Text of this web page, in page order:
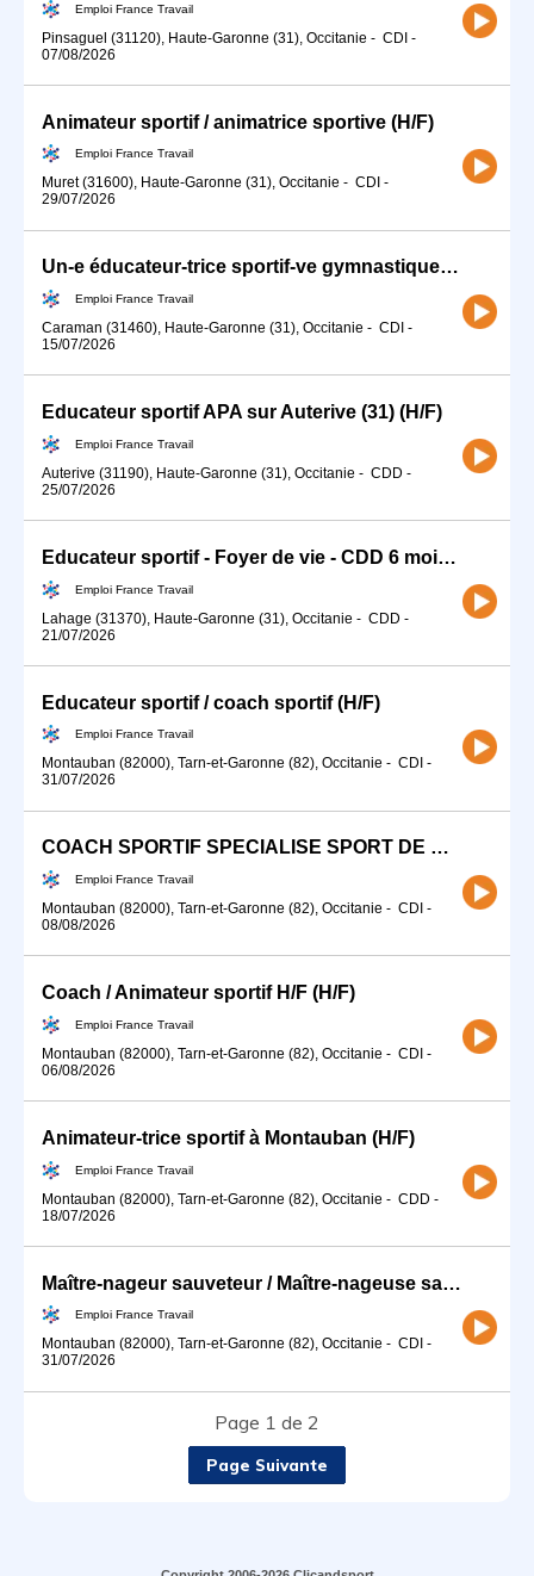
Emploi France Travail
Pinsaguel (31120), Haute-Garonne (31), Occitanie - CDI -
07/08/2026
Animateur sportif / animatrice sportive (H/F)
Emploi France Travail
Muret (31600), Haute-Garonne (31), Occitanie - CDI -
29/07/2026
Un-e éducateur-trice sportif-ve gymnastique (H/F)
Emploi France Travail
Caraman (31460), Haute-Garonne (31), Occitanie - CDI -
15/07/2026
Educateur sportif APA sur Auterive (31) (H/F)
Emploi France Travail
Auterive (31190), Haute-Garonne (31), Occitanie - CDD -
25/07/2026
Educateur sportif - Foyer de vie - CDD 6 mois - 17h30 (H/F)
Emploi France Travail
Lahage (31370), Haute-Garonne (31), Occitanie - CDD -
21/07/2026
Educateur sportif / coach sportif (H/F)
Emploi France Travail
Montauban (82000), Tarn-et-Garonne (82), Occitanie - CDI -
31/07/2026
COACH SPORTIF SPECIALISE SPORT DE COMBAT H/F
Emploi France Travail
Montauban (82000), Tarn-et-Garonne (82), Occitanie - CDI -
08/08/2026
Coach / Animateur sportif H/F (H/F)
Emploi France Travail
Montauban (82000), Tarn-et-Garonne (82), Occitanie - CDI -
06/08/2026
Animateur-trice sportif à Montauban (H/F)
Emploi France Travail
Montauban (82000), Tarn-et-Garonne (82), Occitanie - CDD -
18/07/2026
Maître-nageur sauveteur / Maître-nageuse sauveteuse (H/F)
Emploi France Travail
Montauban (82000), Tarn-et-Garonne (82), Occitanie - CDI -
31/07/2026
Page 1 de 2
Page Suivante